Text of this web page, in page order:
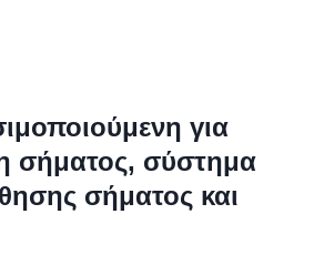
για
σήματος, σύστημα
σήματος και